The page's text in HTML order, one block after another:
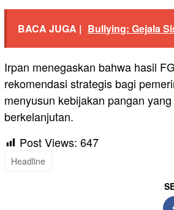
BACA JUGA | Bullying: Gejala
Irpan menegaskan bahwa hasil
rekomendasi strategis bagi
menyusun kebijakan pangan
berkelanjutan.
Post Views: 647
Headline